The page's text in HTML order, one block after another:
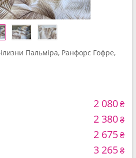
Пальміра, Ранфорс Гофре,
2 080₴
2 380₴
2 675₴
3 265₴